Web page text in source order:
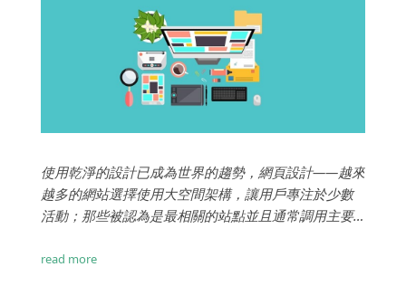
使用乾淨的設計已成為世界的趨勢，網頁設計——越來
越多的網站選擇使用大空間架構，讓用戶專注於少數
活動；那些被認為是最相關的站點並且通常調用主要
read more